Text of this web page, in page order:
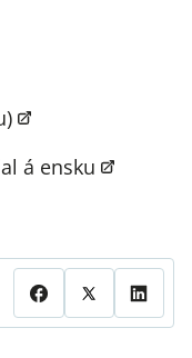
á ensku